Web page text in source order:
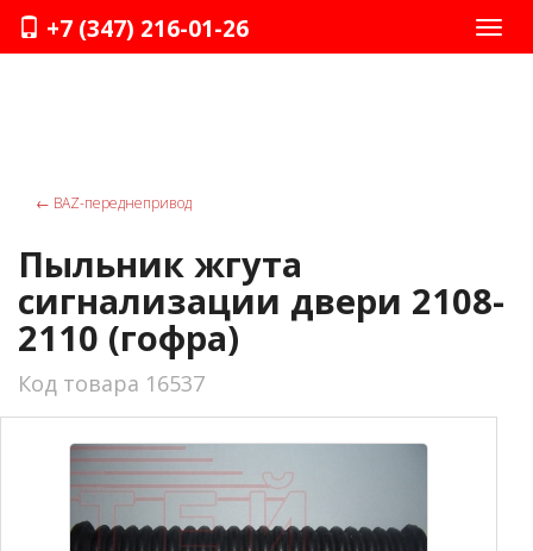
+7 (347) 216-01-26
← ВАZ-переднепривод
Пыльник жгута
сигнализации двери 2108-
2110 (гофра)
Код товара 16537